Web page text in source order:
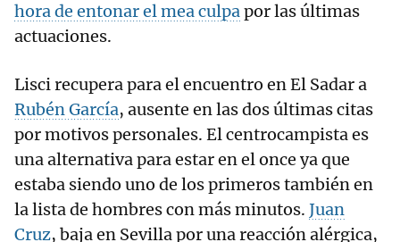
hora de entonar el mea culpapor las últimas
actuaciones.
Lisci recupera para el encuentro en El Sadar a
Rubén García, ausente en las dos últimas citas
por motivos personales. El centrocampista es
una alternativa para estar en el once ya que
estaba siendo uno de los primeros también en
la lista de hombres con más minutos. Juan
Cruz, baja en Sevilla por una reacción alérgica,